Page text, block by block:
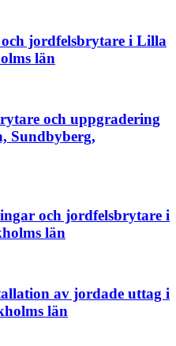
jordfelsbrytare i Lilla
län
och uppgradering
Sundbyberg,
och jordfelsbrytare i
län
av jordade uttag i
län